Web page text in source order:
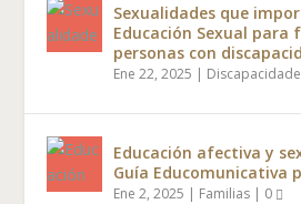
Sexualidades que
Educación Sexual para
personas con
Ene 22, 2025 |
Educación afectiva y
Guía Educomunicativa
Ene 2, 2025 | Familias | 0